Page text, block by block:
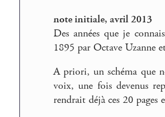
note initiale, avril 2013
Des années que je
1895 par Octave Uzanne
A priori, un schéma que
voix, une fois devenus
rendrait déjà ces 20 pages